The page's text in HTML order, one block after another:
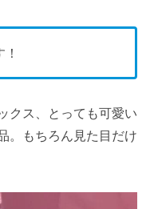
クス、とっても可愛い
。もちろん見た目だけ